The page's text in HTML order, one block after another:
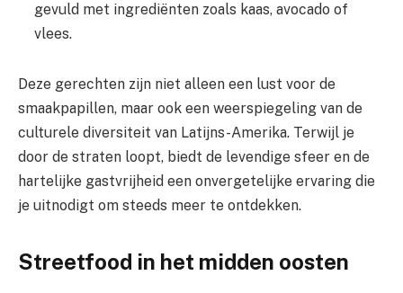
gevuld met ingrediënten zoals kaas, avocado of
vlees.
Deze gerechten zijn niet alleen een lust voor de
smaakpapillen, maar ook een weerspiegeling van de
culturele diversiteit van Latijns-Amerika. Terwijl je
door de straten loopt, biedt de levendige sfeer en de
hartelijke gastvrijheid een onvergetelijke ervaring die
je uitnodigt om steeds meer te ontdekken.
Streetfood in het midden oosten